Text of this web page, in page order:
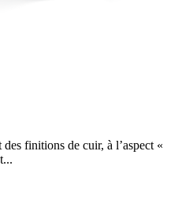
finitions de cuir, à l’aspect «